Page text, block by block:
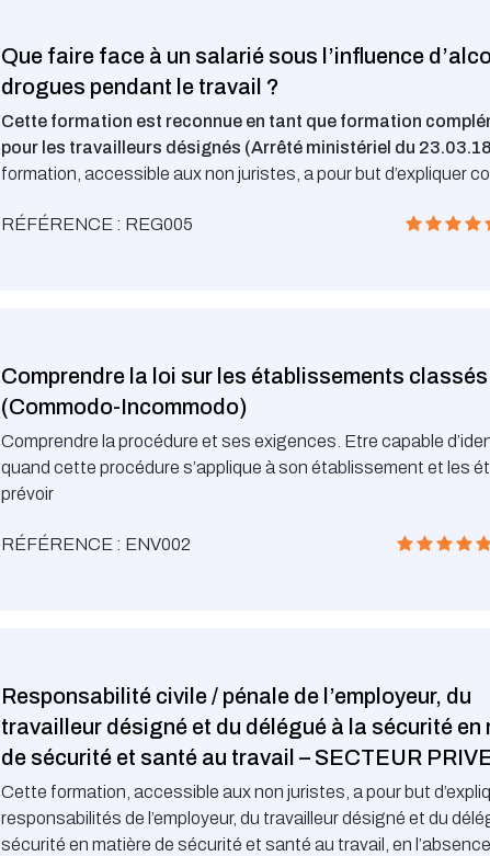
Que faire face à un salarié sous l’influence
drogues pendant le travail ?
Cette formation est reconnue en tant que formation
pour les travailleurs désignés (Arrêté ministériel du
formation, accessible aux non juristes, a pour but d’expliquer
pendant le travail.
RÉFÉRENCE : REG005
Comprendre la loi sur les établissements classés
(Commodo-Incommodo)
Comprendre la procédure et ses exigences. Etre capable
quand cette procédure s’applique à son établissement et les
prévoir
RÉFÉRENCE : ENV002
Responsabilité civile / pénale de l’employeur, du
travailleur désigné et du délégué à la sécurité en
de sécurité et santé au travail – SECTEUR
Cette formation, accessible aux non juristes, a pour but
responsabilités de l’employeur, du travailleur désigné et du
sécurité en matière de sécurité et santé au travail, en